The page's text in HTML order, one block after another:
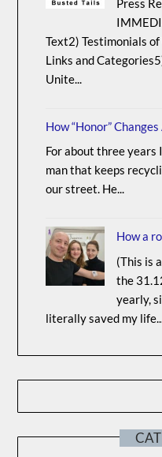
Text2) Testimonials
Links and
Unite...
How “Honor” Changes
For about three years
man that keeps
our street. He...
How a
(This is
the
yearly,
literally saved my life....